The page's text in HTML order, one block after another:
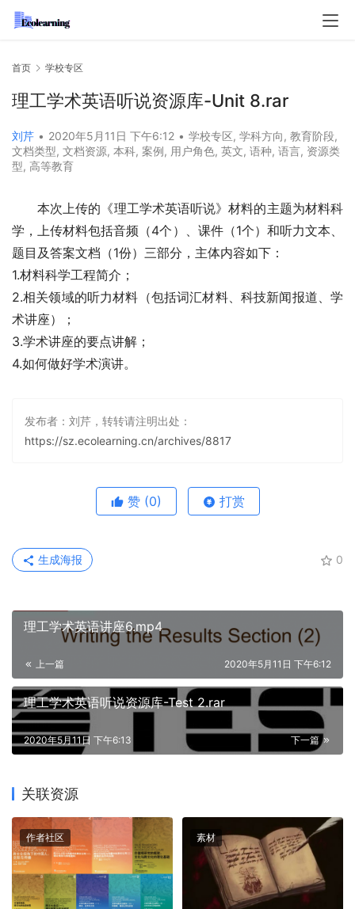
首页 学校专区
理工学术英语听说资源库-Unit 8.rar
刘芹 • 2020年5月11日 下午6:12 • 学校专区, 学科方向, 教育阶段,
文档类型, 文档资源, 本科, 案例, 用户角色, 英文, 语种, 语言, 资源类
型, 高等教育
本次上传的《理工学术英语听说》材料的主题为材料科
学，上传材料包括音频（4个）、课件（1个）和听力文本、
题目及答案文档（1份）三部分，主体内容如下：
1.材料科学工程简介；
2.相关领域的听力材料（包括词汇材料、科技新闻报道、学
术讲座）；
3.学术讲座的要点讲解；
4.如何做好学术演讲。
发布者：刘芹，转转请注明出处：
https://sz.ecolearning.cn/archives/8817
赞 (0) 打赏
0
生成海报
理工学术英语讲座6.mp4
上一篇 2020年5月11日 下午6:12
理工学术英语听说资源库-Test 2.rar
下一篇
2020年5月11日 下午6:13
关联资源
作者社区 素材